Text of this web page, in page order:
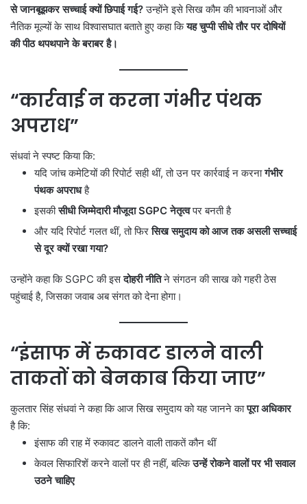
से जानबूझकर सच्चाई क्यों छिपाई गई?उन्होंने इसे सिख कौम की भावनाओं और
नैतिक मूल्यों के साथ विश्वासघात बताते हुए कहा कियह चुप्पी सीधे तौर पर दोषियों
की पीठ थपथपाने के बराबर है।
“कार्रवाई न करना गंभीर पंथक
अपराध”
संधवां ने स्पष्ट किया कि:
यदि जांच कमेटियों की रिपोर्ट सही थीं, तो उन पर कार्रवाई न करनागंभीर
पंथक अपराधहै
इसकीसीधी जिम्मेदारी मौजूदा SGPC नेतृत्वपर बनती है
और यदि रिपोर्ट गलत थीं, तो फिरसिख समुदाय को आज तक असली सच्चाई
से दूर क्यों रखा गया?
उन्होंने कहा कि SGPC की इसदोहरी नीतिने संगठन की साख को गहरी ठेस
पहुंचाई है, जिसका जवाब अब संगत को देना होगा।
“इंसाफ में रुकावट डालने वाली
ताकतों को बेनकाब किया जाए”
कुलतार सिंह संधवां ने कहा कि आज सिख समुदाय को यह जानने कापूरा अधिकार
है कि:
इंसाफ की राह में रुकावट डालने वाली ताकतें कौन थीं
केवल सिफारिशें करने वालों पर ही नहीं, बल्किउन्हें रोकने वालों पर भी सवाल
उठने चाहिए